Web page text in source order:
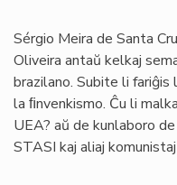
Sérgio Meira de Santa
Oliveira antaŭ kelkaj
brazilano. Subite li fariĝis
la ﬁnvenkismo. Ĉu li
UEA? aŭ de kunlaboro
STASI kaj aliaj